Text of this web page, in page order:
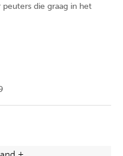
die graag in het